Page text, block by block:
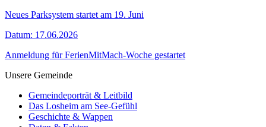
Neues Parksystem startet am 19. Juni
Datum: 17.06.2026
Anmeldung für FerienMitMach-Woche gestartet
Unsere Gemeinde
Gemeindeporträt & Leitbild
Das Losheim am See-Gefühl
Geschichte & Wappen